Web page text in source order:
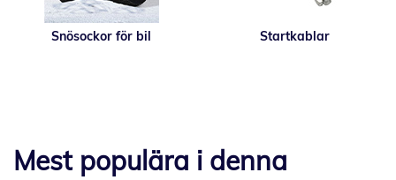
Snösockor för bil Startkablar
Mest populära i denna